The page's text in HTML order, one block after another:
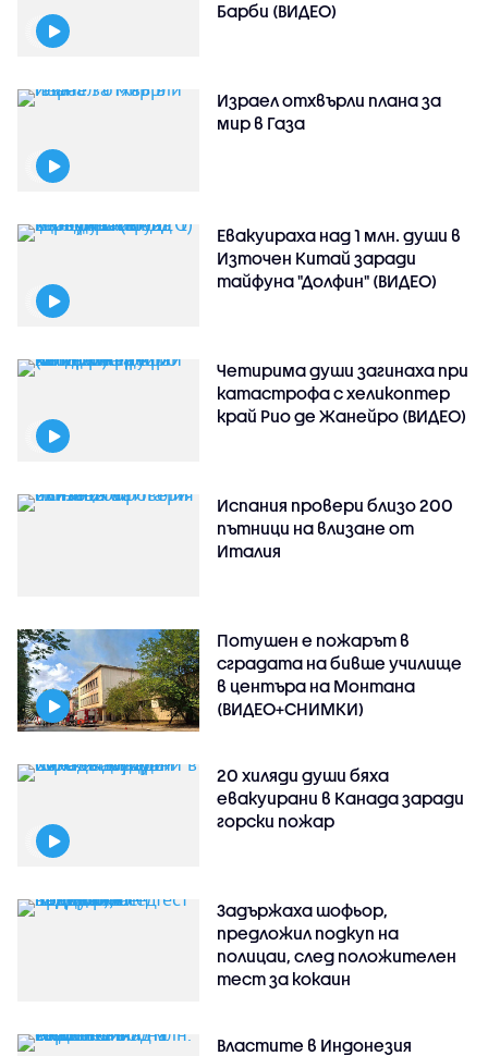
Барби (ВИДЕО)
Израел отхвърли плана за
мир в Газа
Евакуираха над 1 млн. души в
Източен Китай заради
тайфуна "Долфин" (ВИДЕО)
Четирима души загинаха при
катастрофа с хеликоптер
край Рио де Жанейро (ВИДЕО)
Испания провери близо 200
пътници на влизане от
Италия
Потушен е пожарът в
сградата на бивше училище
в центъра на Монтана
(ВИДЕО+СНИМКИ)
20 хиляди души бяха
евакуирани в Канада заради
горски пожар
Задържаха шофьор,
предложил подкуп на
полицаи, след положителен
тест за кокаин
Властите в Индонезия